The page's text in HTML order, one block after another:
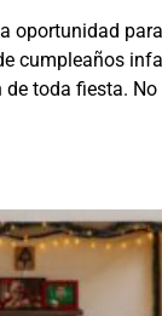
oportunidad
cumpleaños
de toda fiesta. No